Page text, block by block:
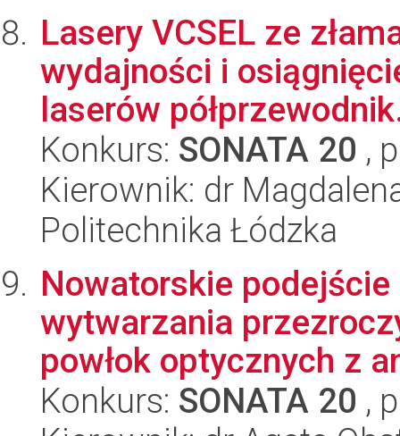
Lasery VCSEL ze
wydajności i
laserów
Konkurs: SONATA 20 ,
Kierownik: dr
Politechnika Łódzka
Nowatorskie
wytwarzania
powłok optycznych z
Konkurs: SONATA 20 ,